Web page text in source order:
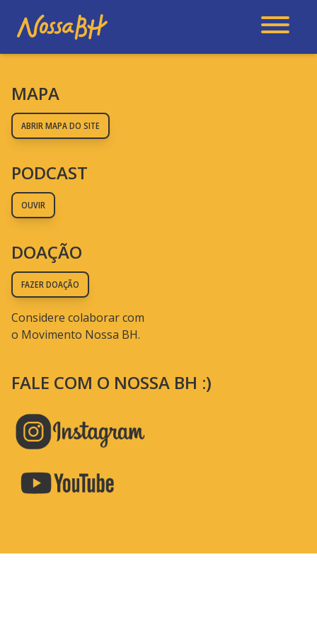
MAPA
ABRIR MAPA DO SITE
PODCAST
OUVIR
DOAÇÃO
FAZER DOAÇÃO
Considere colaborar com
o Movimento Nossa BH.
FALE COM O NOSSA BH :)